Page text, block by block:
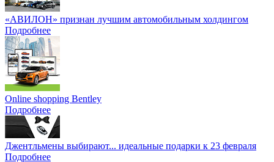
«АВИЛОН» признан лучшим автомобильным холдингом
Подробнее
Online shopping Bentley
Подробнее
Джентльмены выбирают... идеальные подарки к 23 февраля
Подробнее